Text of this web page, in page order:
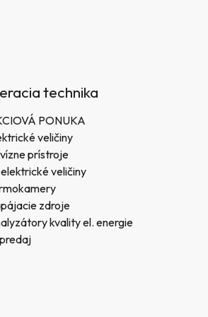
technika
PONUKA
veličiny
prístroje
veličiny
zdroje
kvality el. energie